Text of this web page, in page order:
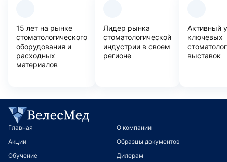
15 лет на рынке
стоматологического
оборудования и
расходных
материалов
Лидер рынка
стоматологической
индустрии в своем
регионе
Активный
ключевых
выставок
Главная
О компании
Акции
Образцы документов
Обучение
Дилерам